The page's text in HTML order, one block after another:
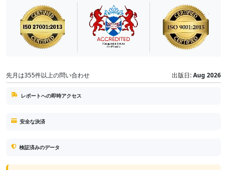
先月は355件以上の問い合わせ 出版日:Aug 2026
レポートへの即時アクセス
安全な決済
検証済みのデータ